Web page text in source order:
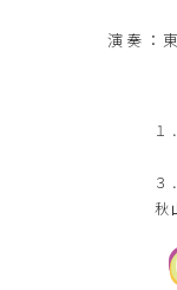
演奏：
３
秋